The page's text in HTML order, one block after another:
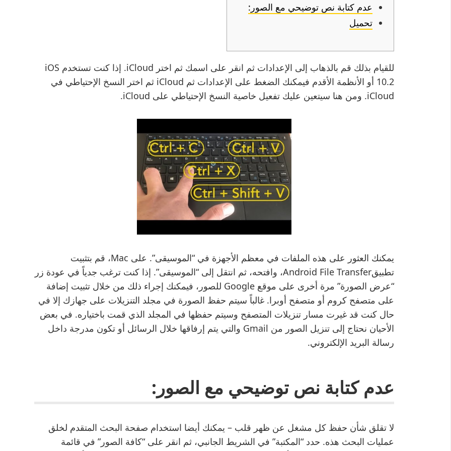
عدم كتابة نص توضيحي مع الصور:
تحميل
للقيام بذلك قم بالذهاب إلى الإعدادات ثم انقر على اسمك ثم اختر iCloud. إذا كنت تستخدم iOS
10.2 أو الأنظمة الأقدم فيمكنك الضغط على الإعدادات ثم iCloud ثم اختر النسخ الإحتياطي في
iCloud. ومن هنا سيتعين عليك تفعيل خاصية النسخ الإحتياطي على iCloud.
يمكنك العثور على هذه الملفات في معظم الأجهزة في “الموسيقى”. على Mac، قم بتثبيت
تطبيقAndroid File Transfer، وافتحه، ثم انتقل إلى “الموسيقى”. إذا كنت ترغب جدياً في عودة زر
“عرض الصورة” مرة أخرى على موقع Google للصور، فيمكنك إجراء ذلك من خلال تثبيت إضافة
على متصفح كروم أو متصفح أوبرا. غالباً سيتم حفظ الصورة في مجلد التنزيلات على جهازك إلا في
حال كنت قد غيرت مسار تنزيلات المتصفح وسيتم حفظها في المجلد الذي قمت باختياره. في بعض
الأحيان نحتاج إلى تنزيل الصور من Gmail والتي يتم إرفاقها خلال الرسائل أو تكون مدرجة داخل
رسالة البريد الإلكتروني.
عدم كتابة نص توضيحي مع الصور:
لا تقلق شأن حفظ كل مشغل عن ظهر قلب – يمكنك أيضا استخدام صفحة البحث المتقدم لخلق
عمليات البحث هذه. حدد “المكتبة” في الشريط الجانبي، ثم انقر على “كافة الصور” في قائمة